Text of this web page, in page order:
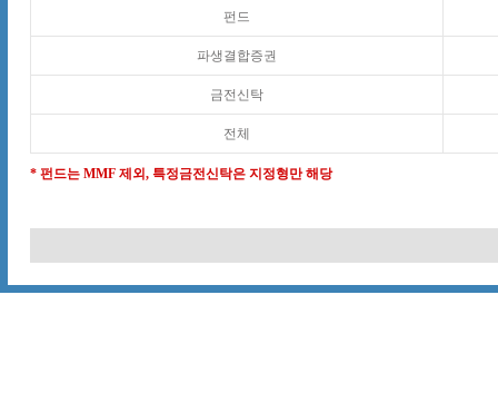
펀드
파생결합증권
금전신탁
전체
* 펀드는 MMF 제외, 특정금전신탁은 지정형만 해당